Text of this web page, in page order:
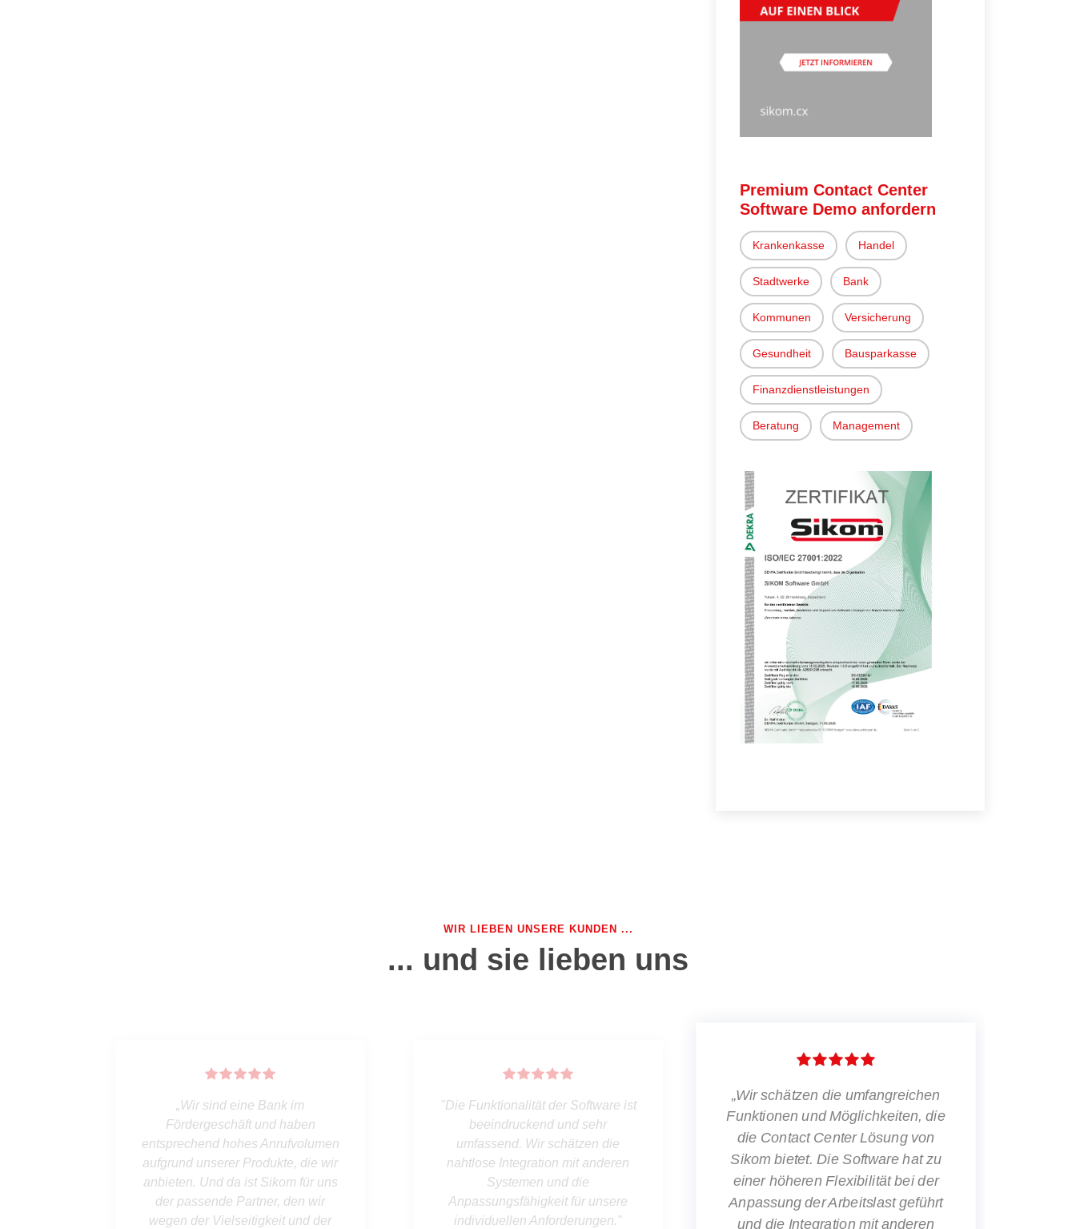
Premium Contact Center
Software Demo anfordern
Krankenkasse Handel
Stadtwerke Bank
Kommunen Versicherung
Gesundheit Bausparkasse
Finanzdienstleistungen
Beratung Management
WIR LIEBEN UNSERE KUNDEN ...
... und sie lieben uns
"Die Funktionalität der Software ist
beeindruckend und sehr
umfassend. Wir schätzen die
nahtlose Integration mit anderen
Systemen und die
Anpassungsfähigkeit für unsere
individuellen Anforderungen."
Funktionen und Möglichkeiten, die
die Contact Center Lösung von
Sikom bietet. Die Software hat zu
einer höheren Flexibilität bei der
Anpassung der Arbeitslast geführt
und die Integration mit anderen
"Die Sikom Contact Center
Software ist sehr intuitiv und
einfach zu bedienen. Die Lösung
passt sich unseren spezifischen
Bedürfnissen perfekt an und dank
der umfassenden Berichte und
Analysen können wir unsere